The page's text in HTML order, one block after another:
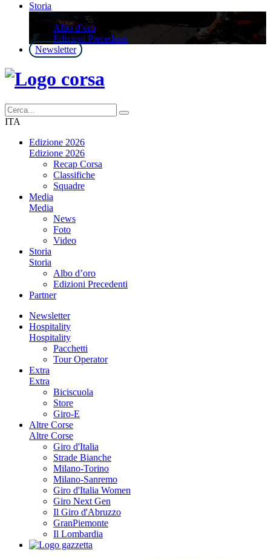
Storia
Storia
Albo d’oro
Edizioni Precedenti
Newsletter
ITA
Edizione 2026
Edizione 2026
Recap Corsa
Classifiche
Squadre
Media
Media
News
Foto
Video
Storia
Storia
Albo d’oro
Edizioni Precedenti
Partner
Newsletter
Hospitality
Hospitality
Pacchetti
Tour Operator
Extra
Extra
Biciscuola
Store
Giro-E
Altre Corse
Altre Corse
Giro d'Italia
Strade Bianche
Milano-Torino
Milano-Sanremo
Giro d'Italia Women
Giro Next Gen
Il Giro d'Abruzzo
GranPiemonte
Il Lombardia